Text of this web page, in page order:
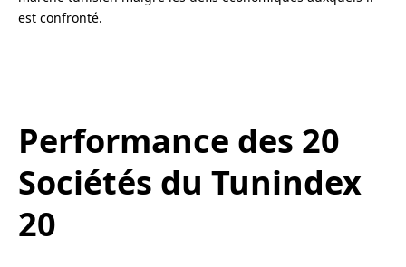
est confronté.
Performance des 20
Sociétés du Tunindex
20